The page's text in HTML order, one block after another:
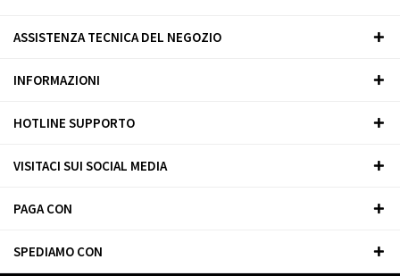
ASSISTENZA TECNICA DEL NEGOZIO
INFORMAZIONI
HOTLINE SUPPORTO
VISITACI SUI SOCIAL MEDIA
PAGA CON
SPEDIAMO CON